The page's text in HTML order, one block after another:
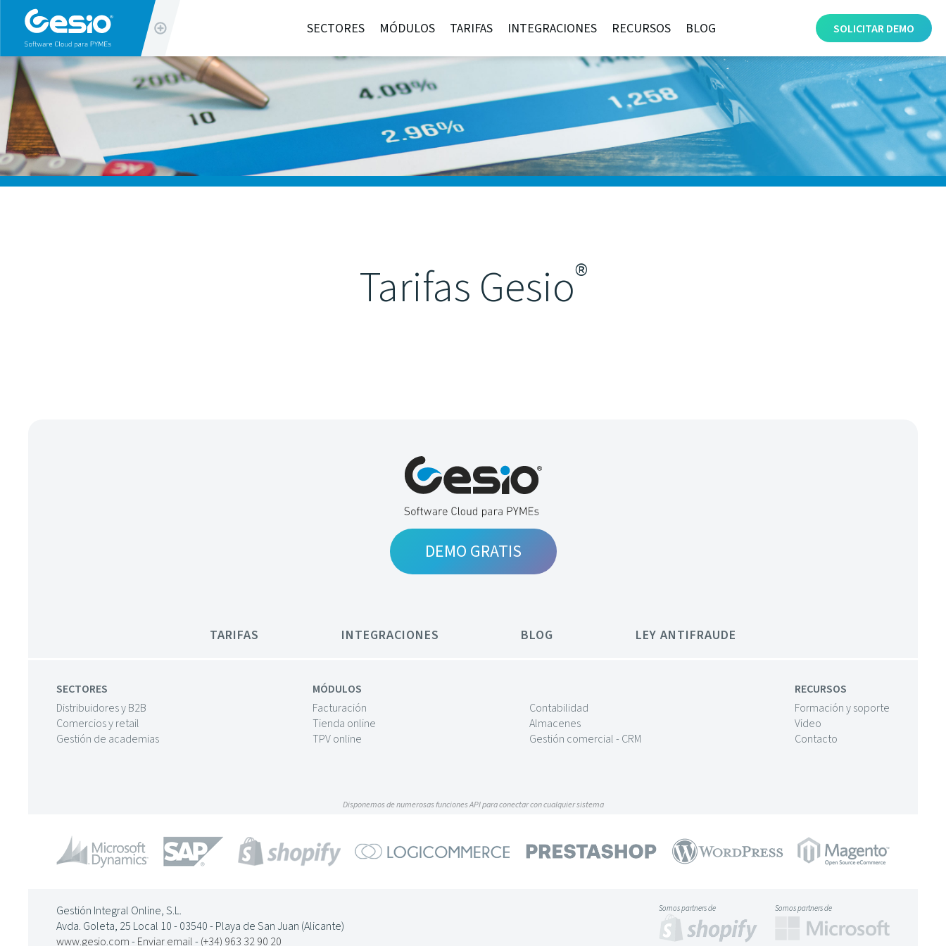
info@gesio.com
(+34) 963 32 90 20
SOLICITARDEMO
SECTORES MÓDULOS TARIFAS INTEGRACIONES RECURSOS BLOG
Tarifas Gesio®
DEMO GRATIS
TARIFAS INTEGRACIONES BLOG LEY ANTIFRAUDE
SECTORES
Distribuidores y B2B
Comercios y retail
Gestión de academias
MÓDULOS
Facturación
Tienda online
TPV online
Contabilidad
Almacenes
Gestión comercial - CRM
RECURSOS
Formación y soporte
Video
Contacto
Disponemos de numerosas funciones API para conectar con cualquier sistema
Gestión Integral Online, S.L.
Avda. Goleta, 25 Local 10 - 03540 - Playa de San Juan (Alicante)
www.gesio.com-Enviar email-(+34) 963 32 90 20
Somos partners de Somos partners de